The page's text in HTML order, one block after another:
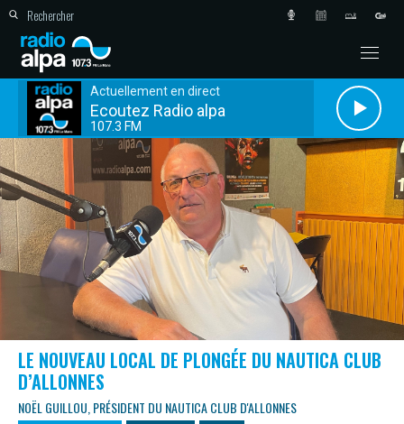
Actuellement en direct
Ecoutez Radio alpa
107.3 FM
LE NOUVEAU LOCAL DE PLONGÉE DU NAUTICA CLUB
D’ALLONNES
NOËL GUILLOU, PRÉSIDENT DU NAUTICA CLUB D'ALLONNES